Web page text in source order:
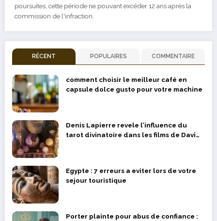
poursuites, cette période ne pouvant excéder 12 ans après la
commission de l'infraction.
RÉCENT POPULAIRES COMMENTAIRE
comment choisir le meilleur café en
capsule dolce gusto pour votre machine
Denis Lapierre revele l’influence du
tarot divinatoire dans les films de David
Egypte : 7 erreurs a eviter lors de votre
sejour touristique
Porter plainte pour abus de confiance :